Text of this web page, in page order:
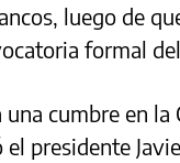
luego de
formal
cumbre en la
el presidente